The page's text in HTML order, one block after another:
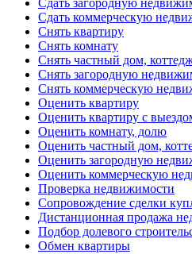
Сдать загородную
Сдать коммерческую
Снять квартиру
Снять комнату
Снять частный дом,
Снять загородную
Снять коммерческую
Оценить квартиру
Оценить квартиру с
Оценить комнату, долю
Оценить частный дом,
Оценить загородную
Оценить коммерческую
Проверка недвижимости
Сопровождение сделки
Дистанционная продажа
Подбор долевого
Обмен квартиры